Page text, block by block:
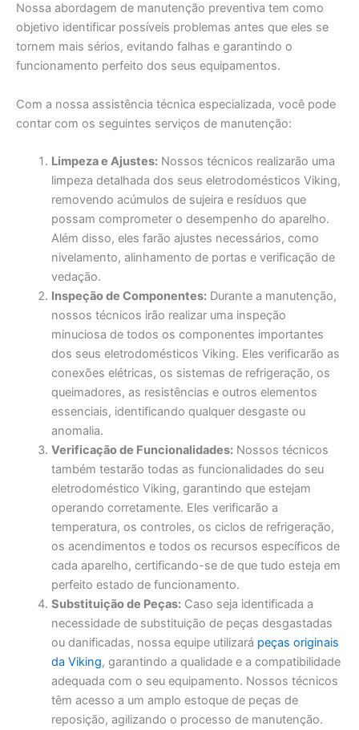
Nossa abordagem de manutenção preventiva tem como
objetivo identificar possíveis problemas antes que eles se
tornem mais sérios, evitando falhas e garantindo o
funcionamento perfeito dos seus equipamentos.
Com a nossa assistência técnica especializada, você pode
contar com os seguintes serviços de manutenção:
Limpeza e Ajustes:Nossos técnicos realizarão uma
limpeza detalhada dos seus eletrodomésticos Viking,
removendo acúmulos de sujeira e resíduos que
possam comprometer o desempenho do aparelho.
Além disso, eles farão ajustes necessários, como
nivelamento, alinhamento de portas e verificação de
vedação.
Inspeção de Componentes:Durante a manutenção,
nossos técnicos irão realizar uma inspeção
minuciosa de todos os componentes importantes
dos seus eletrodomésticos Viking. Eles verificarão as
conexões elétricas, os sistemas de refrigeração, os
queimadores, as resistências e outros elementos
essenciais, identificando qualquer desgaste ou
anomalia.
Verificação de Funcionalidades:Nossos técnicos
também testarão todas as funcionalidades do seu
eletrodoméstico Viking, garantindo que estejam
operando corretamente. Eles verificarão a
temperatura, os controles, os ciclos de refrigeração,
os acendimentos e todos os recursos específicos de
cada aparelho, certificando-se de que tudo esteja em
perfeito estado de funcionamento.
Substituição de Peças:Caso seja identificada a
necessidade de substituição de peças desgastadas
ou danificadas, nossa equipe utilizará peças originais
da Viking, garantindo a qualidade e a compatibilidade
adequada com o seu equipamento. Nossos técnicos
têm acesso a um amplo estoque de peças de
reposição, agilizando o processo de manutenção.